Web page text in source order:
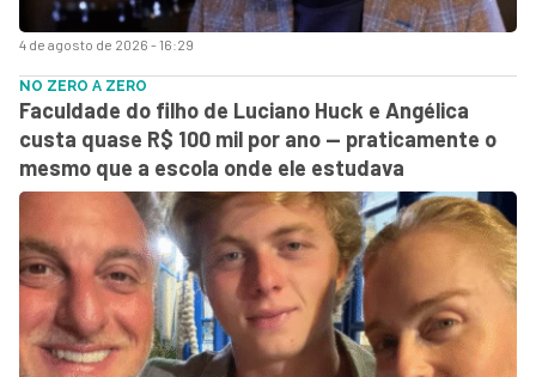
4 de agosto de 2026 - 16:29
NO ZERO A ZERO
Faculdade do filho de Luciano Huck e Angélica
custa quase R$ 100 mil por ano — praticamente o
mesmo que a escola onde ele estudava